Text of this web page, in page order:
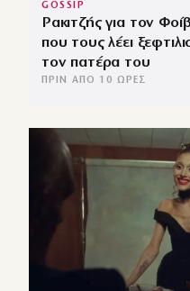
GOSSIP
Ρακιτζής για τον
που τους λέει
τον πατέρα του
ΠΡΙΝ ΑΠΌ 10 ΏΡΕΣ